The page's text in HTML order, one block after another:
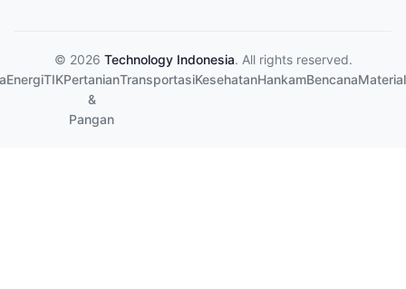
© 2026 Technology Indonesia. All rights reserved.
EnergiTIKPertanian
&
Pangan
TransportasiKesehatanHankamBencanaMaterial